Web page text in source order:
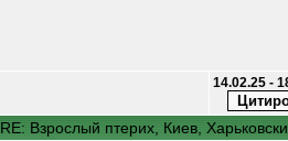
14.02.25 -
RE: Взрослый птерих, Киев,